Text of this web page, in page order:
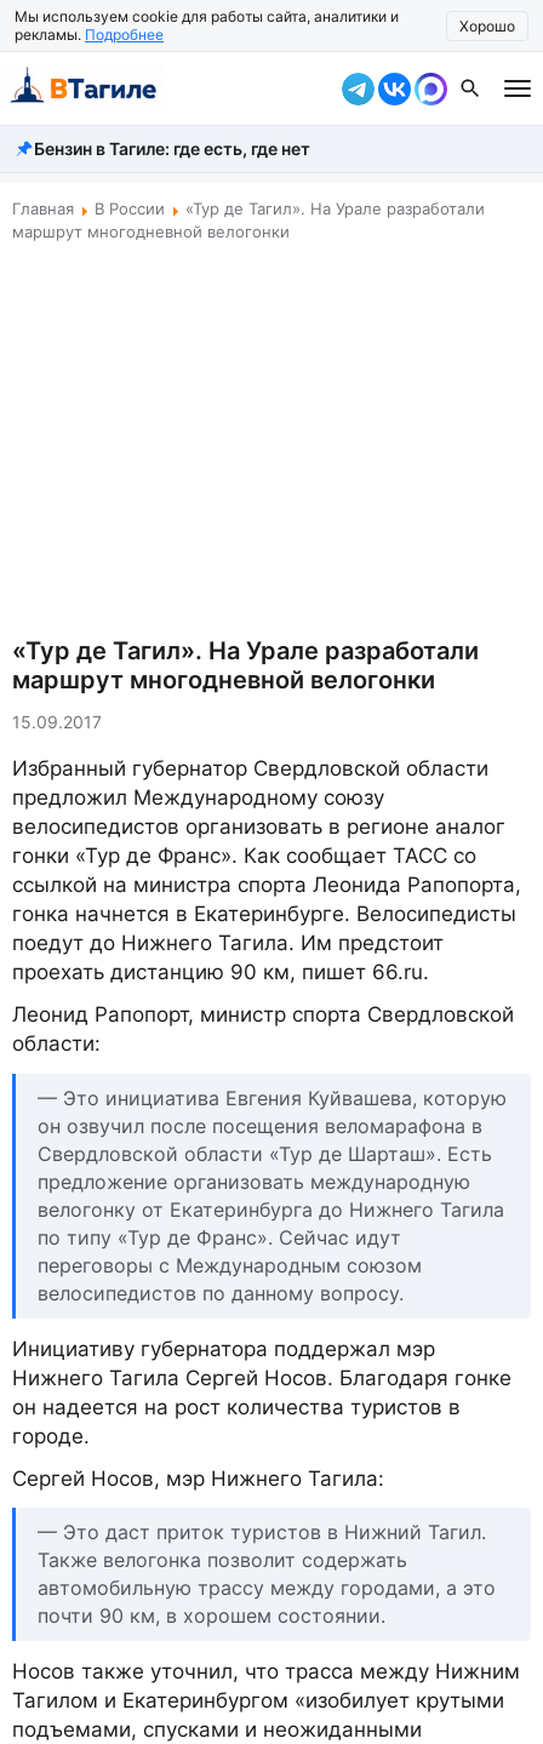
Мы используем cookie для работы сайта, аналитики и
рекламы. Подробнее Хорошо
Все новости
Происшествия
Бензин в Тагиле: где есть, где нет
Главная В России
«Тур де Тагил». На Урале разработали
маршрут многодневной велогонки
«Тур де Тагил». На Урале разработали
маршрут многодневной велогонки
15.09.2017
Избранный губернатор Свердловской области
предложил Международному союзу
велосипедистов организовать в регионе аналог
гонки «Тур де Франс». Как сообщает ТАСС со
ссылкой на министра спорта Леонида Рапопорта,
гонка начнется в Екатеринбурге. Велосипедисты
поедут до Нижнего Тагила. Им предстоит
проехать дистанцию 90 км, пишет 66.ru.
Леонид Рапопорт, министр спорта Свердловской
области:
— Это инициатива Евгения Куйвашева, которую
он озвучил после посещения веломарафона в
Свердловской области «Тур де Шарташ». Есть
предложение организовать международную
велогонку от Екатеринбурга до Нижнего Тагила
по типу «Тур де Франс». Сейчас идут
переговоры с Международным союзом
велосипедистов по данному вопросу.
Инициативу губернатора поддержал мэр
Нижнего Тагила Сергей Носов. Благодаря гонке
он надеется на рост количества туристов в
городе.
Сергей Носов, мэр Нижнего Тагила:
— Это даст приток туристов в Нижний Тагил.
Также велогонка позволит содержать
автомобильную трассу между городами, а это
почти 90 км, в хорошем состоянии.
Носов также уточнил, что трасса между Нижним
Тагилом и Екатеринбургом «изобилует крутыми
подъемами, спусками и неожиданными